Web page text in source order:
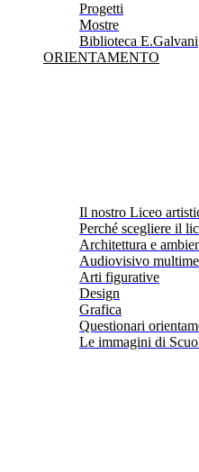
Progetti
Mostre
Biblioteca E.Galvani
ORIENTAMENTO
Il nostro Liceo
Perché scegliere il
Architettura e
Audiovisivo
Arti figurative
Design
Grafica
Questionari
Le immagini di